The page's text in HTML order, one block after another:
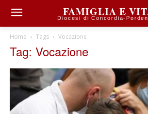
FAMIGLIA E
Diocesi di Concordia-
Home Tags Vocazione
Tag: Vocazione